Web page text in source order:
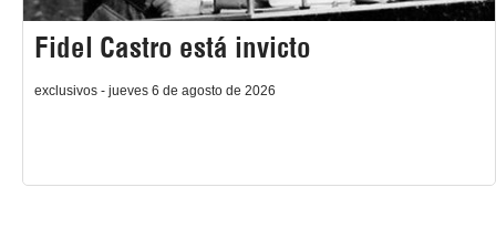
Fidel Castro está invicto
exclusivos - jueves 6 de agosto de 2026